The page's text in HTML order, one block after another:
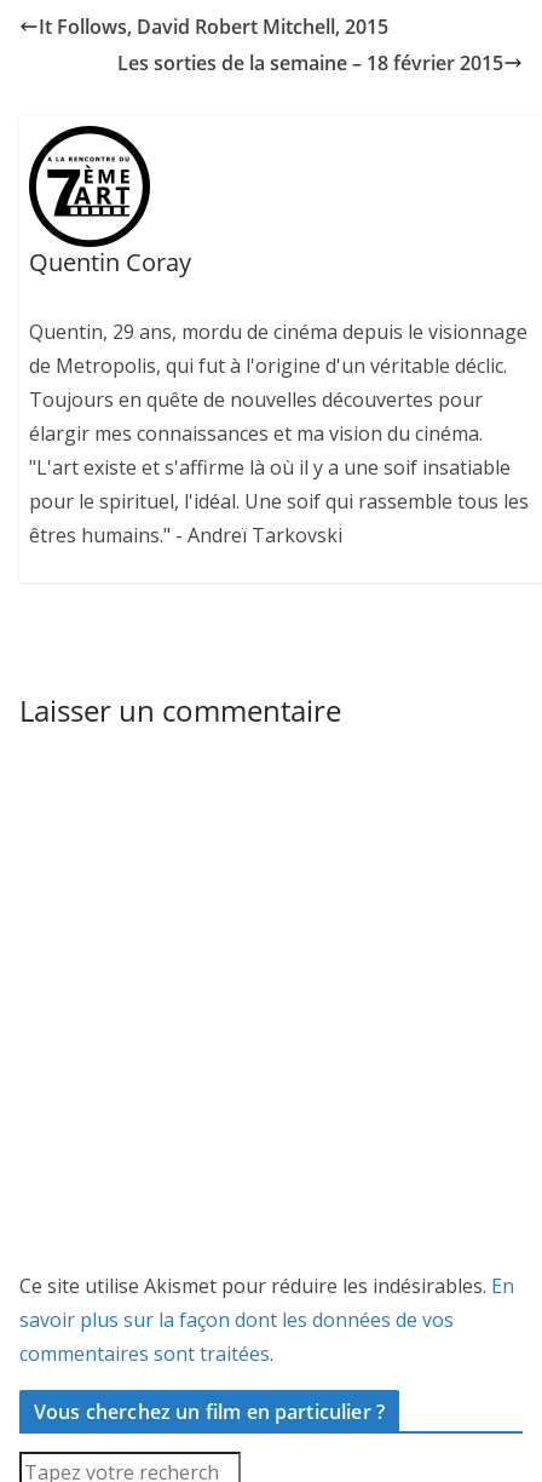
It Follows, David Robert Mitchell, 2015
Les sorties de la semaine – 18 février 2015
Quentin Coray
Quentin, 29 ans, mordu de cinéma depuis le visionnage
de Metropolis, qui fut à l'origine d'un véritable déclic.
Toujours en quête de nouvelles découvertes pour
élargir mes connaissances et ma vision du cinéma.
"L'art existe et s'affirme là où il y a une soif insatiable
pour le spirituel, l'idéal. Une soif qui rassemble tous les
êtres humains." - Andreï Tarkovski
Laisser un commentaire
Ce site utilise Akismet pour réduire les indésirables. En
savoir plus sur la façon dont les données de vos
commentaires sont traitées.
Vous cherchez un film en particulier ?